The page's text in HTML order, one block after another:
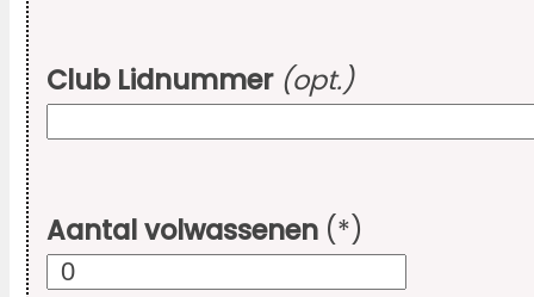
Club Lidnummer (opt.)
Aantal volwassenen (*)